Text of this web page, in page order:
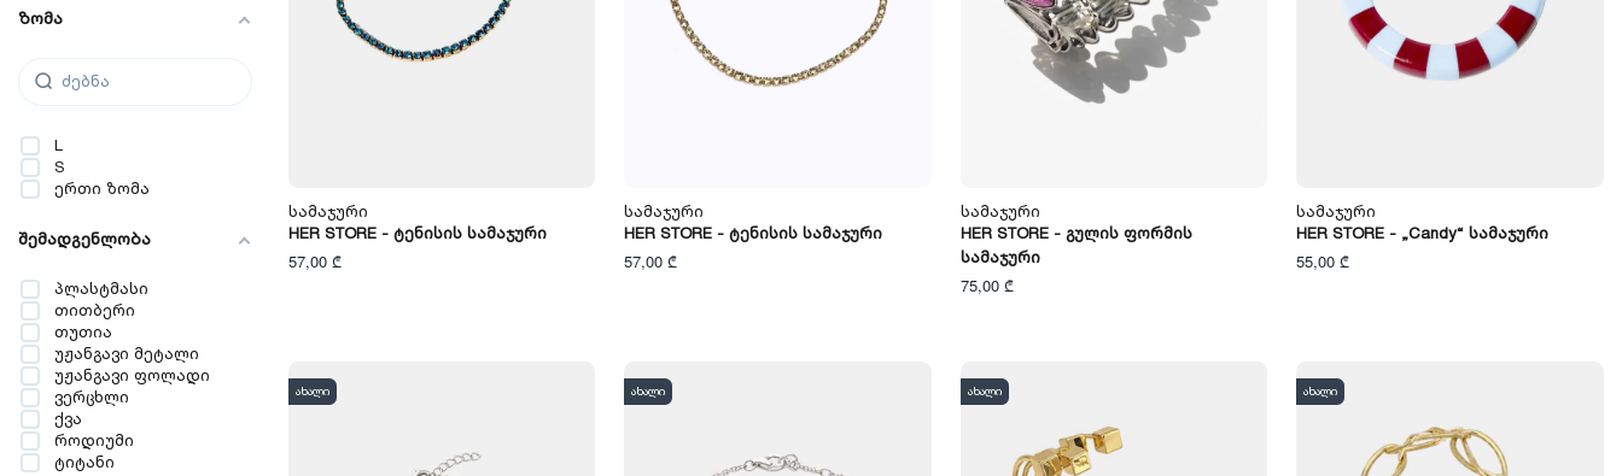
Სამაჯური
HER STORE - Ტენისის Სამაჯური
57,00 ₾
Სამაჯური
HER STORE - Ტენისის Სამაჯური
57,00 ₾
Სამაჯური
HER STORE - Გულის Ფორმის
Სამაჯური
75,00 ₾
Სამაჯური
HER STORE - „Candy“ Სამაჯური
55,00 ₾
ახალი ახალი ახალი ახალი
ზომა
L
S
ერთი ზომა
შემადგენლობა
პლასტმასი
თითბერი
თუთია
უჟანგავი მეტალი
უჟანგავი ფოლადი
ვერცხლი
ქვა
როდიუმი
ტიტანი